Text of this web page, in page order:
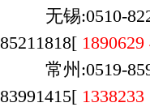
无锡:0510-
85211818[ 1890629
常州:0519-
83991415[ 1338233